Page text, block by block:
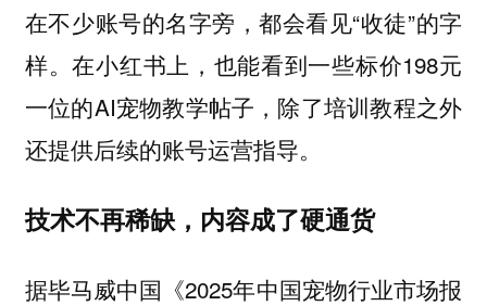
在不少账号的名字旁，都会看见“收徒”的字
样。在小红书上，也能看到一些标价198元
一位的AI宠物教学帖子，除了培训教程之外
还提供后续的账号运营指导。
技术不再稀缺，内容成了硬通货
据毕马威中国《2025年中国宠物行业市场报